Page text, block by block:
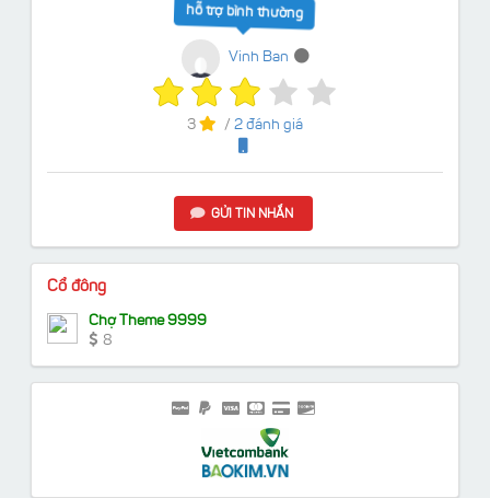
hỗ trợ bình thường
Vinh Ban
3 / 2 đánh giá
GỬI TIN NHẮN
Cổ đông
Chợ Theme 9999
8